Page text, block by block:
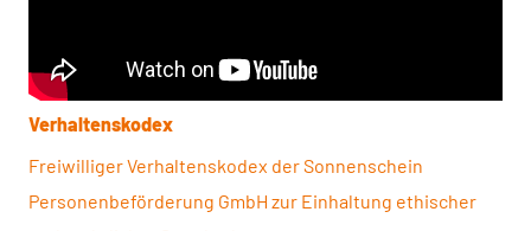
Verhaltenskodex
Freiwilliger Verhaltenskodex der Sonnen­schein
Personen­beförderung GmbH zur Einhaltung ethischer